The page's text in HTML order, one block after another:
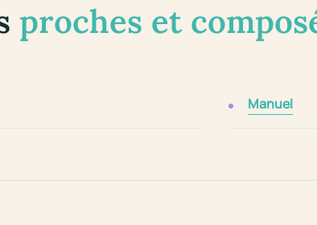
proches et
Manuel